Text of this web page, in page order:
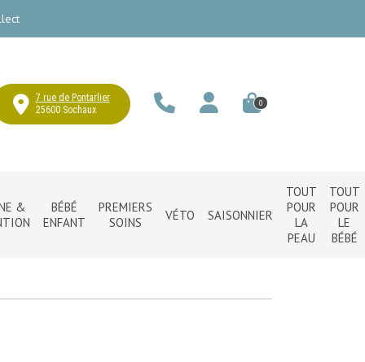
7 rue de Pontarlier
25600 Sochaux
0
&
BÉBÉ
ENFANT
PREMIERS
SOINS
VÉTO SAISONNIER
TOUT
POUR
LA
PEAU
TOUT
POUR
LE
BÉBÉ